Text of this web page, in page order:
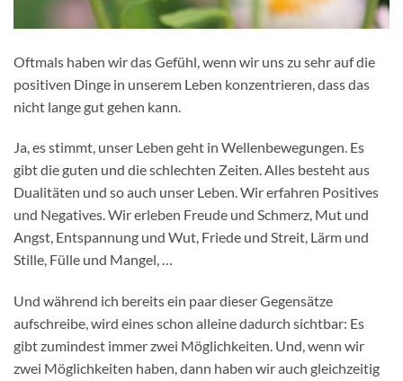
Oftmals haben wir das Gefühl, wenn wir uns zu sehr auf die
positiven Dinge in unserem Leben konzentrieren, dass das
nicht lange gut gehen kann.
Ja, es stimmt, unser Leben geht in Wellenbewegungen. Es
gibt die guten und die schlechten Zeiten. Alles besteht aus
Dualitäten und so auch unser Leben. Wir erfahren Positives
und Negatives. Wir erleben Freude und Schmerz, Mut und
Angst, Entspannung und Wut, Friede und Streit, Lärm und
Stille, Fülle und Mangel, …
Und während ich bereits ein paar dieser Gegensätze
aufschreibe, wird eines schon alleine dadurch sichtbar: Es
gibt zumindest immer zwei Möglichkeiten. Und, wenn wir
zwei Möglichkeiten haben, dann haben wir auch gleichzeitig